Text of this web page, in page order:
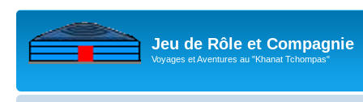
Jeu de Rôle et Compagnie
Voyages et Aventures au "Khanat Tchompas"